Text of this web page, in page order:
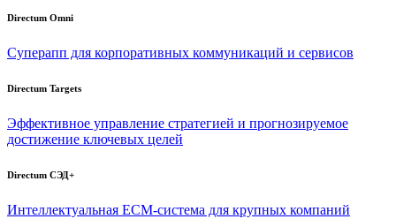
Directum Omni
Суперапп для корпоративных коммуникаций и сервисов
Directum Targets
Эффективное управление стратегией и прогнозируемое
достижение ключевых целей
Directum СЭД+
Интеллектуальная ECM-система для крупных компаний